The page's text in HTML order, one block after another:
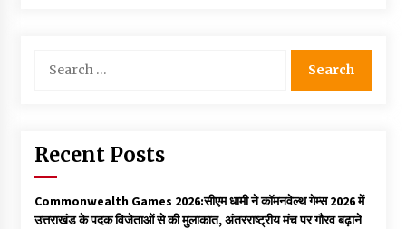
for:
Recent Posts
Commonwealth Games 2026:सीएम धामी ने कॉमनवेल्थ गेम्स 2026 में
उत्तराखंड के पदक विजेताओं से की मुलाकात, अंतरराष्ट्रीय मंच पर गौरव बढ़ाने